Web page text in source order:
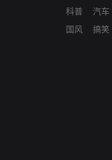
科普
国风
汽车
搞笑